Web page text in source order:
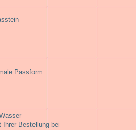
Passform
Ihrer Bestellung bei